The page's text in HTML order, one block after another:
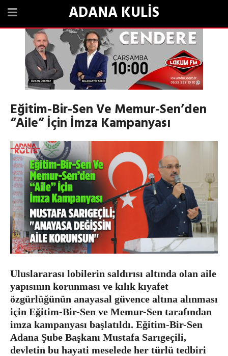
ADANA KULİS
Eğitim-Bir-Sen Ve Memur-Sen’den
“Aile” İçin İmza Kampanyası
Uluslararası lobilerin saldırısı altında olan aile
yapısının korunması ve kılık kıyafet
özgürlüğünün anayasal güvence altına alınması
için Eğitim-Bir-Sen ve Memur-Sen tarafından
imza kampanyası başlatıldı. Eğitim-Bir-Sen
Adana Şube Başkanı Mustafa Sarıgeçili,
devletin bu hayati meselede her türlü tedbiri